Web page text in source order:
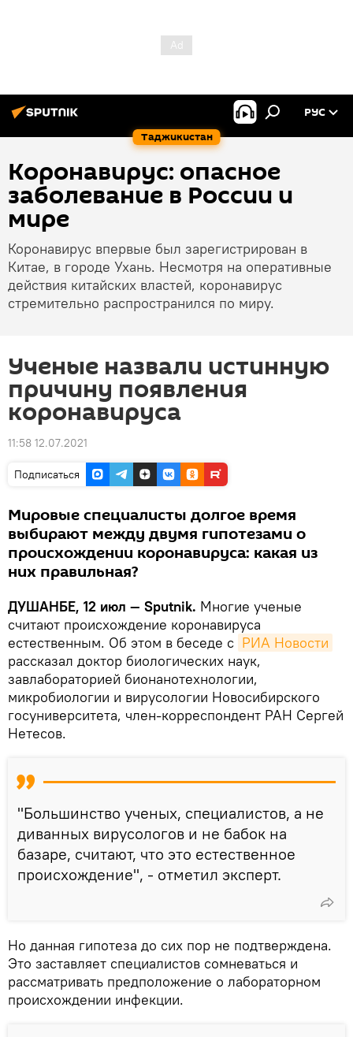
Таджикистан
РУС
Коронавирус: опасное
заболевание в России и
мире
Коронавирус впервые был зарегистрирован в
Китае, в городе Ухань. Несмотря на оперативные
действия китайских властей, коронавирус
стремительно распространился по миру.
Ученые назвали истинную
причину появления
коронавируса
11:58 12.07.2021
Подписаться
Мировые специалисты долгое время
выбирают между двумя гипотезами о
происхождении коронавируса: какая из
них правильная?
ДУШАНБЕ, 12 июл — Sputnik. Многие ученые
считают происхождение коронавируса
естественным. Об этом в беседе с РИА Новости
рассказал доктор биологических наук,
завлабораторией бионанотехнологии,
микробиологии и вирусологии Новосибирского
госуниверситета, член-корреспондент РАН Сергей
Нетесов.
"Большинство ученых, специалистов, а не
диванных вирусологов и не бабок на
базаре, считают, что это естественное
происхождение", - отметил эксперт.
Но данная гипотеза до сих пор не подтверждена.
Это заставляет специалистов сомневаться и
рассматривать предположение о лабораторном
происхождении инфекции.